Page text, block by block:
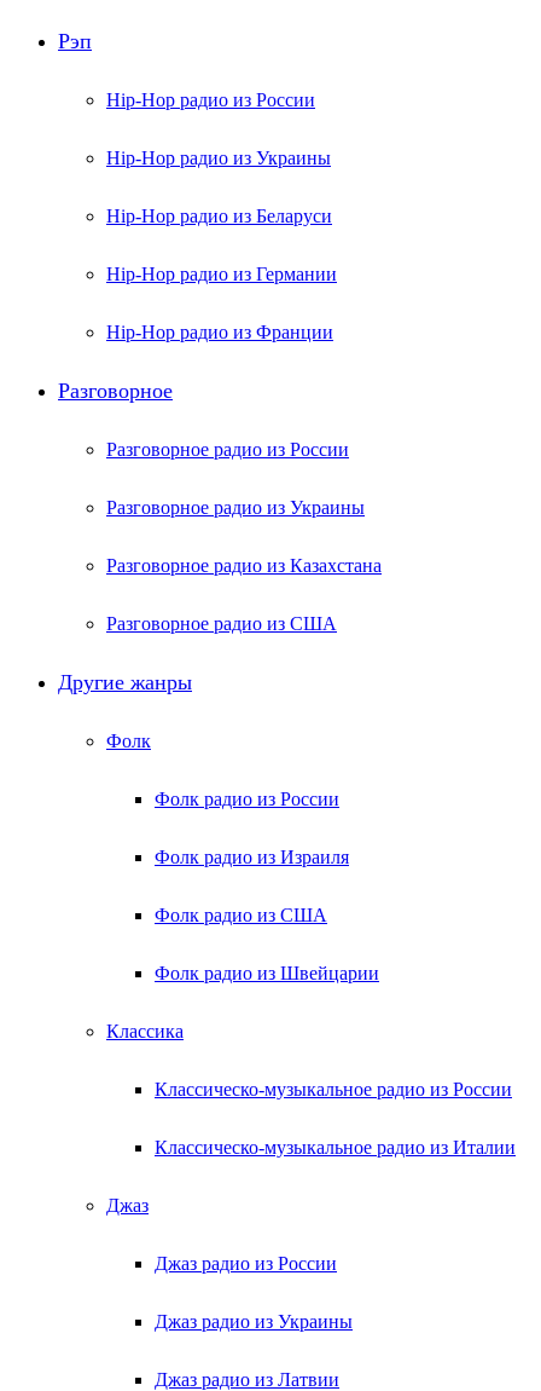
Рэп
Hip-Hop радио из России
Hip-Hop радио из Украины
Hip-Hop радио из Беларуси
Hip-Hop радио из Германии
Hip-Hop радио из Франции
Разговорное
Разговорное радио из России
Разговорное радио из Украины
Разговорное радио из Казахстана
Разговорное радио из США
Другие жанры
Фолк
Фолк радио из России
Фолк радио из Израиля
Фолк радио из США
Фолк радио из Швейцарии
Классика
Классическо-музыкальное радио из России
Классическо-музыкальное радио из Италии
Джаз
Джаз радио из России
Джаз радио из Украины
Джаз радио из Латвии